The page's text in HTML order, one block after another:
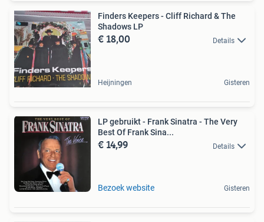
Finders Keepers - Cliff Richard & The
Shadows LP
€ 18,00 Details
Heijningen Gisteren
LP gebruikt - Frank Sinatra - The Very
Best Of Frank Sina...
€ 14,99 Details
Bezoek website Gisteren